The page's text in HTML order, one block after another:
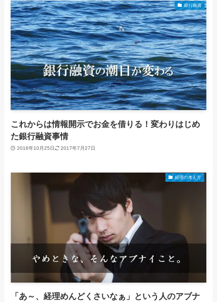
銀行融資
これからは情報開示でお金を借りる！変わりはじめ
た銀行融資事情
2016年10月25日 2017年7月27日
経理の考え方
「あ～、経理めんどくさいなぁ」という人のアブナ